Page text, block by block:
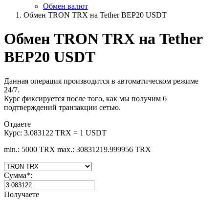
Обмен валют
Обмен TRON TRX на Tether BEP20 USDT
Обмен TRON TRX на Tether
BEP20 USDT
Данная операция производится в автоматическом режиме
24/7.
Курс фиксируется после того, как мы получим 6
подтверждений транзакции сетью.
Отдаете
Курс: 3.083122 TRX = 1 USDT
min.: 5000 TRX max.: 30831219.999956 TRX
Сумма*:
Получаете